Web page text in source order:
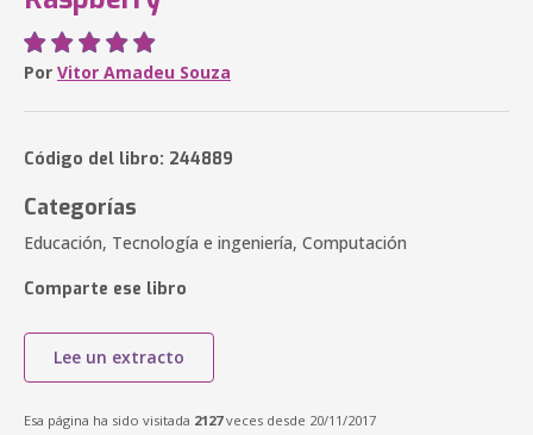
Por Vitor Amadeu Souza
Código del libro: 244889
Categorías
Educación, Tecnología e ingeniería, Computación
Comparte ese libro
Lee un extracto
Esa página ha sido visitada 2127veces desde 20/11/2017